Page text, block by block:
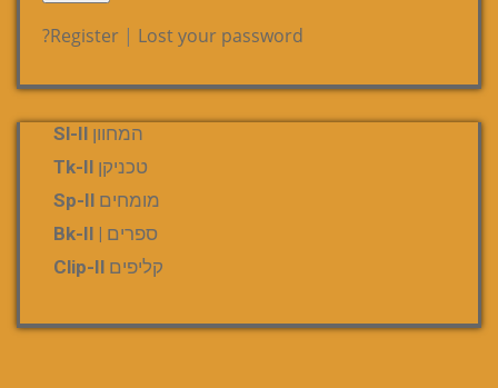
Register | Lost your password?
המחוון Sl-Il
טכניקן Tk-Il
מומחים Sp-Il
ספרים | Bk-Il
קליפים Clip-Il